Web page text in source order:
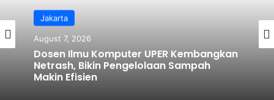
Jakarta
August 7, 2026
Dosen Ilmu Komputer UPER Kembangkan
Netrash, Bikin Pengelolaan Sampah
Makin Efisien